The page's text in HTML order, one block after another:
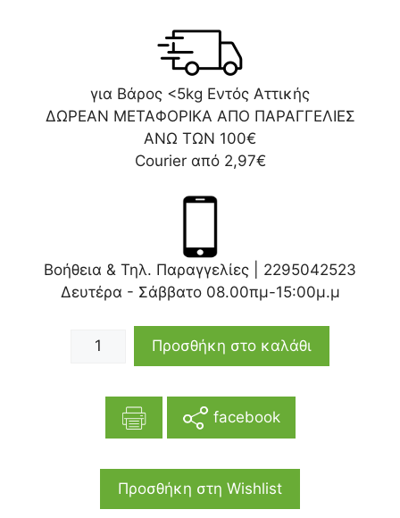
για Βάρος <5kg Εντός Αττικής
ΔΩΡΕΑΝ ΜΕΤΑΦΟΡΙΚΑ ΑΠΟ ΠΑΡΑΓΓΕΛΙΕΣ
ΑΝΩ ΤΩΝ 100€
Courier από 2,97€
Βοήθεια & Τηλ. Παραγγελίες | 2295042523
Δευτέρα - Σάββατο 08.00πμ-15:00μ.μ
Προσθήκη στο καλάθι
facebook
Προσθήκη στη Wishlist